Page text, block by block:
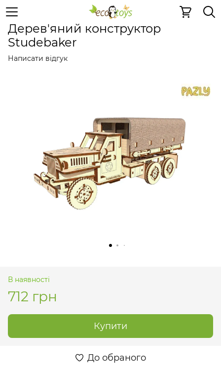
Дерев'яні конструктори Дерев'яні конструктори
Дерев'яний конструктор
Studebaker
Написати відгук
В наявності
712 грн
Купити
До обраного